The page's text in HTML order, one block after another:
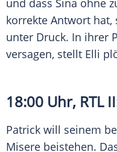
und dass Sina ohne
korrekte Antwort
unter Druck. In ihrer
versagen, stellt Elli
18:00 Uhr, RTL II
Patrick will seinem
Misere beistehen.